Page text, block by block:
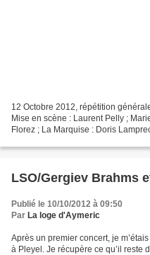
12 Octobre 2012, répétition
Mise en scène : Laurent Pelly ;
Florez ; La Marquise : Doris
LSO/Gergiev Brahms
Publié le 10/10/2012 à 09:50
Par La loge d'Aymeric
Après un premier concert, je
à Pleyel. Je récupère ce qu’il reste